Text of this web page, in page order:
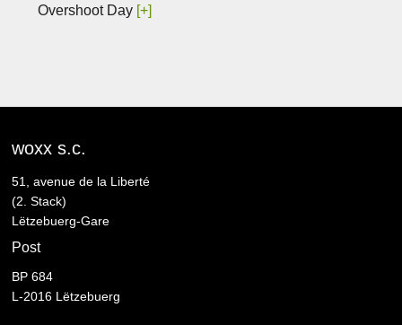
Overshoot Day [+]
woxx s.c.
51, avenue de la Liberté
(2. Stack)
Lëtzebuerg-Gare
Post
BP 684
L-2016 Lëtzebuerg